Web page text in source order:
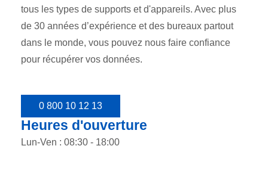
tous les types de supports et d'appareils. Avec plus
de 30 années d’expérience et des bureaux partout
dans le monde, vous pouvez nous faire confiance
pour récupérer vos données.
0 800 10 12 13
Heures d'ouverture
Lun-Ven : 08:30 - 18:00